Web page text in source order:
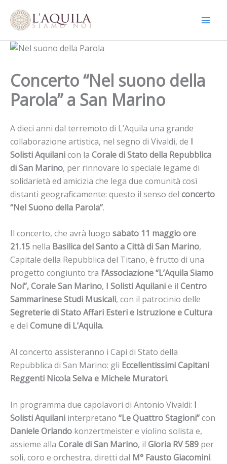
contenuto
Concerto “Nel suono della
Parola” a San Marino
A dieci anni dal terremoto di L’Aquila una grande
collaborazione artistica, nel segno di Vivaldi, de I
Solisti Aquilanicon la Corale di Stato della Repubblica
di San Marino, per rinnovare lo speciale legame di
solidarietà ed amicizia che lega due comunità così
distanti geograficamente: questo il senso del concerto
“Nel Suono della Parola”.
Il concerto, che avrà luogo sabato 11 maggio ore
21.15 nella Basilica delSantoa Città di San Marino,
Capitale della Repubblica del Titano, è frutto di una
progetto congiunto tra l’Associazione “L’Aquila Siamo
Noi”,Corale San Marino, I Solisti Aquilanie il Centro
Sammarinese Studi Musicali, con il patrocinio delle
Segreterie di Stato Affari Esteri e Istruzione e Cultura
e del Comune di L’Aquila.
Al concerto assisteranno i Capi di Stato della
Repubblica di San Marino: gli Eccellentissimi Capitani
Reggenti Nicola Selva e Michele Muratori.
In programma due capolavori di Antonio Vivaldi: I
Solisti Aquilani interpretano “Le Quattro Stagioni”con
Daniele Orlando konzertmeister e violino solista e,
assieme alla Corale diSan Marino, il Gloria RV 589 per
soli, coro e orchestra, diretti dal M° Fausto Giacomini.